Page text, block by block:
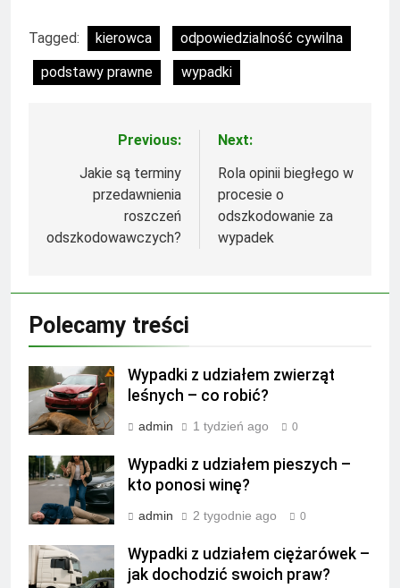
Tagged: kierowca
odpowiedzialność cywilna
podstawy prawne
wypadki
Nawigacja
wpisu
Previous:
Jakie są terminy
przedawnienia
roszczeń
odszkodowawczych?
Next:
Rola opinii biegłego w
procesie o
odszkodowanie za
wypadek
Polecamy treści
Wypadki z udziałem zwierząt
leśnych – co robić?
admin 1 tydzień ago 0
Wypadki z udziałem pieszych –
kto ponosi winę?
admin 2 tygodnie ago 0
Wypadki z udziałem ciężarówek –
jak dochodzić swoich praw?